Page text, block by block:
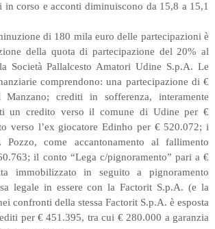
corso e acconti diminuiscono da 15,8 a 15,1
di 180 mila euro delle partecipazioni è
della quota di partecipazione del 20% al
Società Pallalcesto Amatori Udine S.p.A. Le
comprendono: una partecipazione di €
crediti in sofferenza, interamente
un credito verso il comune di Udine per €
verso l’ex giocatore Edinho per € 520.072; i
come accantonamento al fallimento
il conto “Lega c/pignoramento” pari a €
immobilizzato in seguito a pignoramento
legale in essere con la Factorit S.p.A. (e la
confronti della stessa Factorit S.p.A. è esposta
per € 451.395, tra cui € 280.000 a garanzia